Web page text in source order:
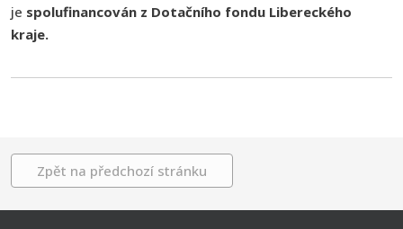
je spolufinancován z Dotačního fondu Libereckého
kraje.
Zpět na předchozí stránku